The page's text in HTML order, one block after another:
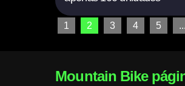
1 2 3 4 5 ...
Mountain Bike